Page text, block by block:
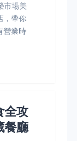
市場美
，帶你
營業時
全攻
餐廳